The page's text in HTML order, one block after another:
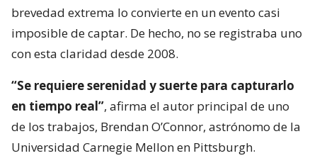
brevedad extrema lo convierte en un evento casi
imposible de captar. De hecho, no se registraba uno
con esta claridad desde 2008.
“Se requiere serenidad y suerte para capturarlo
en tiempo real”, afirma el autor principal de uno
de los trabajos, Brendan O’Connor, astrónomo de la
Universidad Carnegie Mellon en Pittsburgh.